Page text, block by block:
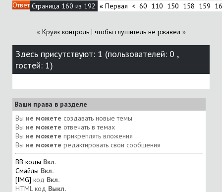
Ответ Страница 160 из 192 « Первая < 60 110 150 158 159
« Круиз контроль| чтобы глушитель не ржавел »
Здесь присутствуют: 1 (пользователей: 0 ,
гостей: 1)
Ваши права в разделе
Вы не можете создавать новые темы
Вы не можете отвечать в темах
Вы не можете прикреплять вложения
Вы не можете редактировать свои сообщения
BB коды Вкл.
Смайлы Вкл.
[IMG] код Вкл.
HTML код Выкл.